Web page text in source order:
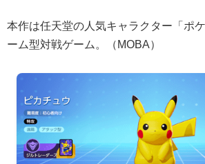
本作は任天堂の人気キャラクター「ポ
ーム型対戦ゲーム。（MOBA）